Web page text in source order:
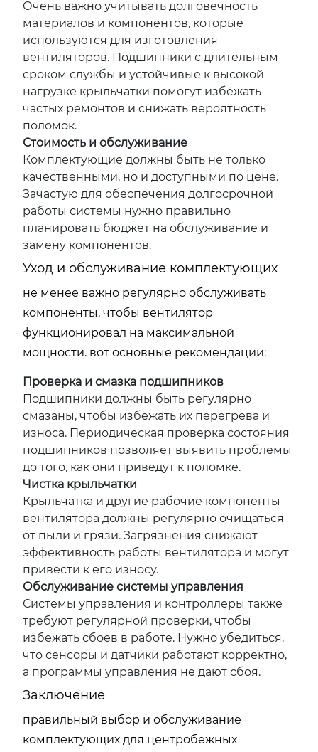
Очень важно учитывать долговечность
материалов и компонентов, которые
используются для изготовления
вентиляторов. Подшипники с длительным
сроком службы и устойчивые к высокой
нагрузке крыльчатки помогут избежать
частых ремонтов и снижать вероятность
поломок.
Стоимость и обслуживание
Комплектующие должны быть не только
качественными, но и доступными по цене.
Зачастую для обеспечения долгосрочной
работы системы нужно правильно
планировать бюджет на обслуживание и
замену компонентов.
Уход и обслуживание комплектующих
не менее важно регулярно обслуживать
компоненты, чтобы вентилятор
функционировал на максимальной
мощности. вот основные рекомендации:
Проверка и смазка подшипников
Подшипники должны быть регулярно
смазаны, чтобы избежать их перегрева и
износа. Периодическая проверка состояния
подшипников позволяет выявить проблемы
до того, как они приведут к поломке.
Чистка крыльчатки
Крыльчатка и другие рабочие компоненты
вентилятора должны регулярно очищаться
от пыли и грязи. Загрязнения снижают
эффективность работы вентилятора и могут
привести к его износу.
Обслуживание системы управления
Системы управления и контроллеры также
требуют регулярной проверки, чтобы
избежать сбоев в работе. Нужно убедиться,
что сенсоры и датчики работают корректно,
а программы управления не дают сбоя.
Заключение
правильный выбор и обслуживание
комплектующих для центробежных